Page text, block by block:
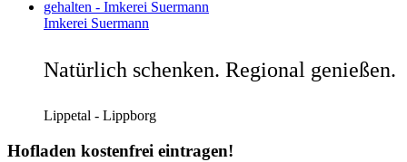
Imkerei Suermann
Natürlich schenken. Regional genießen.
Lippetal - Lippborg
Hofladen kostenfrei eintragen!